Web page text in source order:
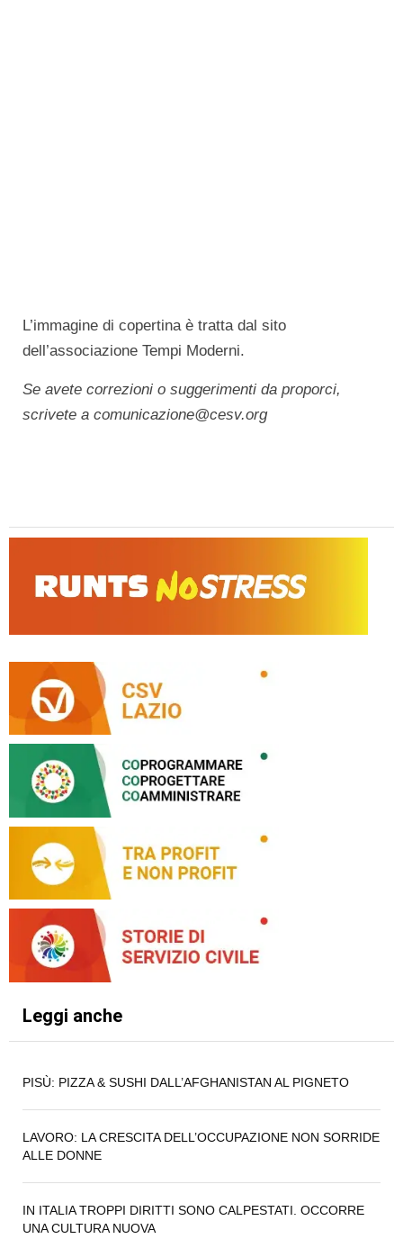
L’immagine di copertina è tratta dal sito
dell’associazione Tempi Moderni.
Se avete correzioni o suggerimenti da proporci,
scrivete a comunicazione@cesv.org
Leggi anche
PISÙ: PIZZA & SUSHI DALL’AFGHANISTAN AL PIGNETO
LAVORO: LA CRESCITA DELL’OCCUPAZIONE NON SORRIDE
ALLE DONNE
IN ITALIA TROPPI DIRITTI SONO CALPESTATI. OCCORRE
UNA CULTURA NUOVA